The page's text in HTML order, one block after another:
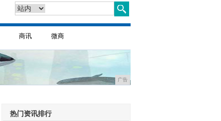
商讯 微商
广告
热门资讯排行